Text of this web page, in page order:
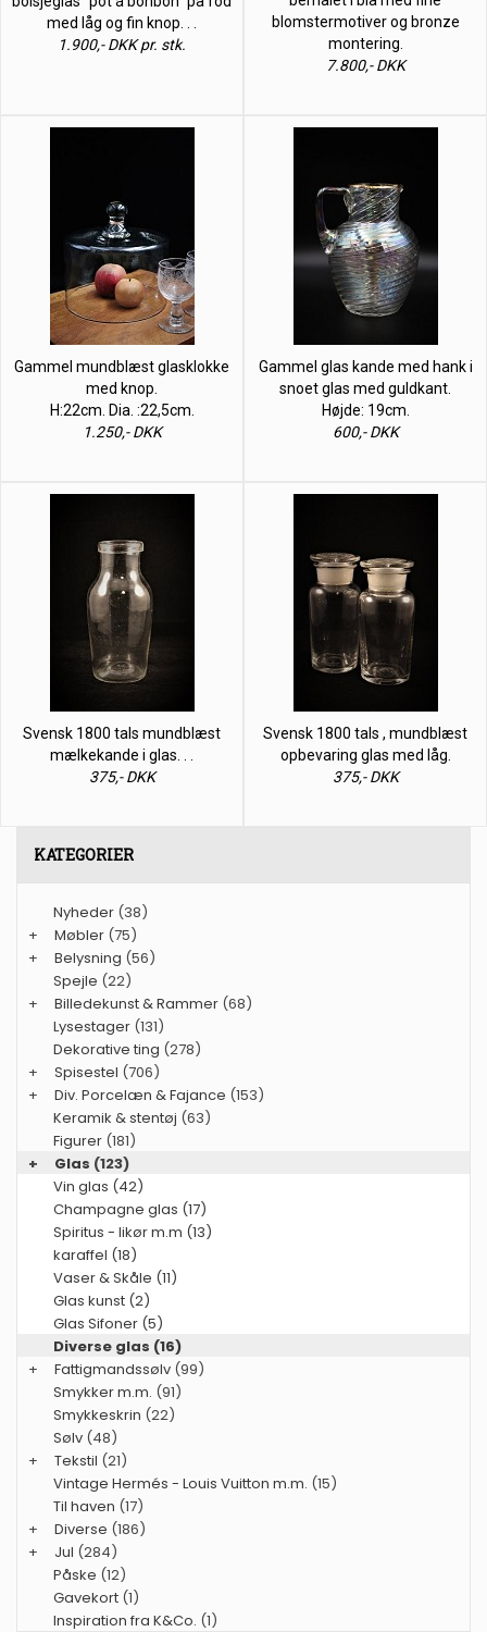
med låg og fin knop. . .
1.900,- DKK pr. stk.
blomstermotiver og bronze
montering.
7.800,- DKK
Gammel mundblæst glasklokke
med knop.
H:22cm. Dia. :22,5cm.
1.250,- DKK
Gammel glas kande med hank i
snoet glas med guldkant.
Højde: 19cm.
600,- DKK
Svensk 1800 tals mundblæst
mælkekande i glas. . .
375,- DKK
Svensk 1800 tals , mundblæst
opbevaring glas med låg.
375,- DKK
KATEGORIER
Nyheder (38)
+
Møbler (75)
+
Belysning (56)
Spejle (22)
+
Billedekunst & Rammer (68)
Lysestager (131)
Dekorative ting (278)
+
Spisestel (706)
+
Div. Porcelæn & Fajance (153)
Keramik & stentøj (63)
Figurer (181)
+
Glas (123)
Vin glas (42)
Champagne glas (17)
Spiritus - likør m.m (13)
karaffel (18)
Vaser & Skåle (11)
Glas kunst (2)
Glas Sifoner (5)
Diverse glas (16)
+
Fattigmandssølv (99)
Smykker m.m. (91)
Smykkeskrin (22)
Sølv (48)
+
Tekstil (21)
Vintage Hermés - Louis Vuitton m.m. (15)
Til haven (17)
+
Diverse (186)
+
Jul (284)
Påske (12)
Gavekort (1)
Inspiration fra K&Co. (1)